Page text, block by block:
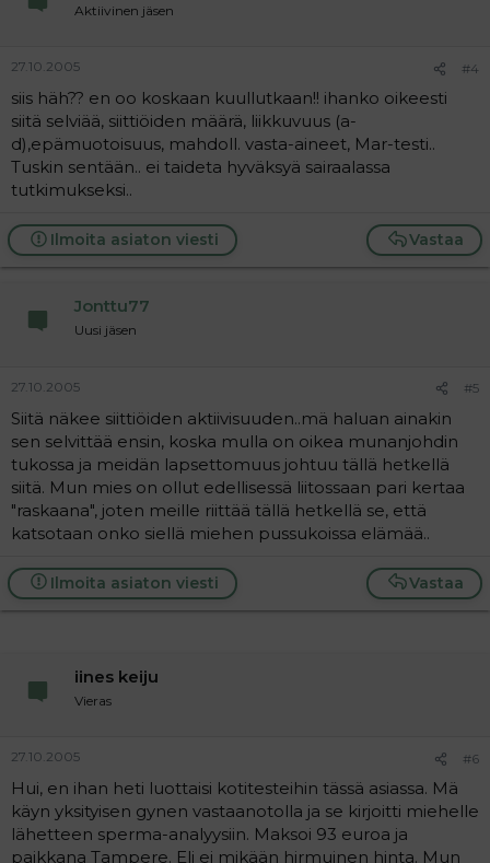
Aktiivinen jäsen
27.10.2005 #4
siis häh?? en oo koskaan kuullutkaan!! ihanko oikeesti
siitä selviää, siittiöiden määrä, liikkuvuus (a-
d),epämuotoisuus, mahdoll. vasta-aineet, Mar-testi..
Tuskin sentään.. ei taideta hyväksyä sairaalassa
tutkimukseksi..
Vastaa
Ilmoita asiaton viesti
Jonttu77
Uusi jäsen
27.10.2005 #5
Siitä näkee siittiöiden aktiivisuuden..mä haluan ainakin
sen selvittää ensin, koska mulla on oikea munanjohdin
tukossa ja meidän lapsettomuus johtuu tällä hetkellä
siitä. Mun mies on ollut edellisessä liitossaan pari kertaa
"raskaana", joten meille riittää tällä hetkellä se, että
katsotaan onko siellä miehen pussukoissa elämää..
Vastaa
Ilmoita asiaton viesti
iines keiju
Vieras
27.10.2005 #6
Hui, en ihan heti luottaisi kotitesteihin tässä asiassa. Mä
käyn yksityisen gynen vastaanotolla ja se kirjoitti miehelle
lähetteen sperma-analyysiin. Maksoi 93 euroa ja
paikkana Tampere. Eli ei mikään hirmuinen hinta. Mun